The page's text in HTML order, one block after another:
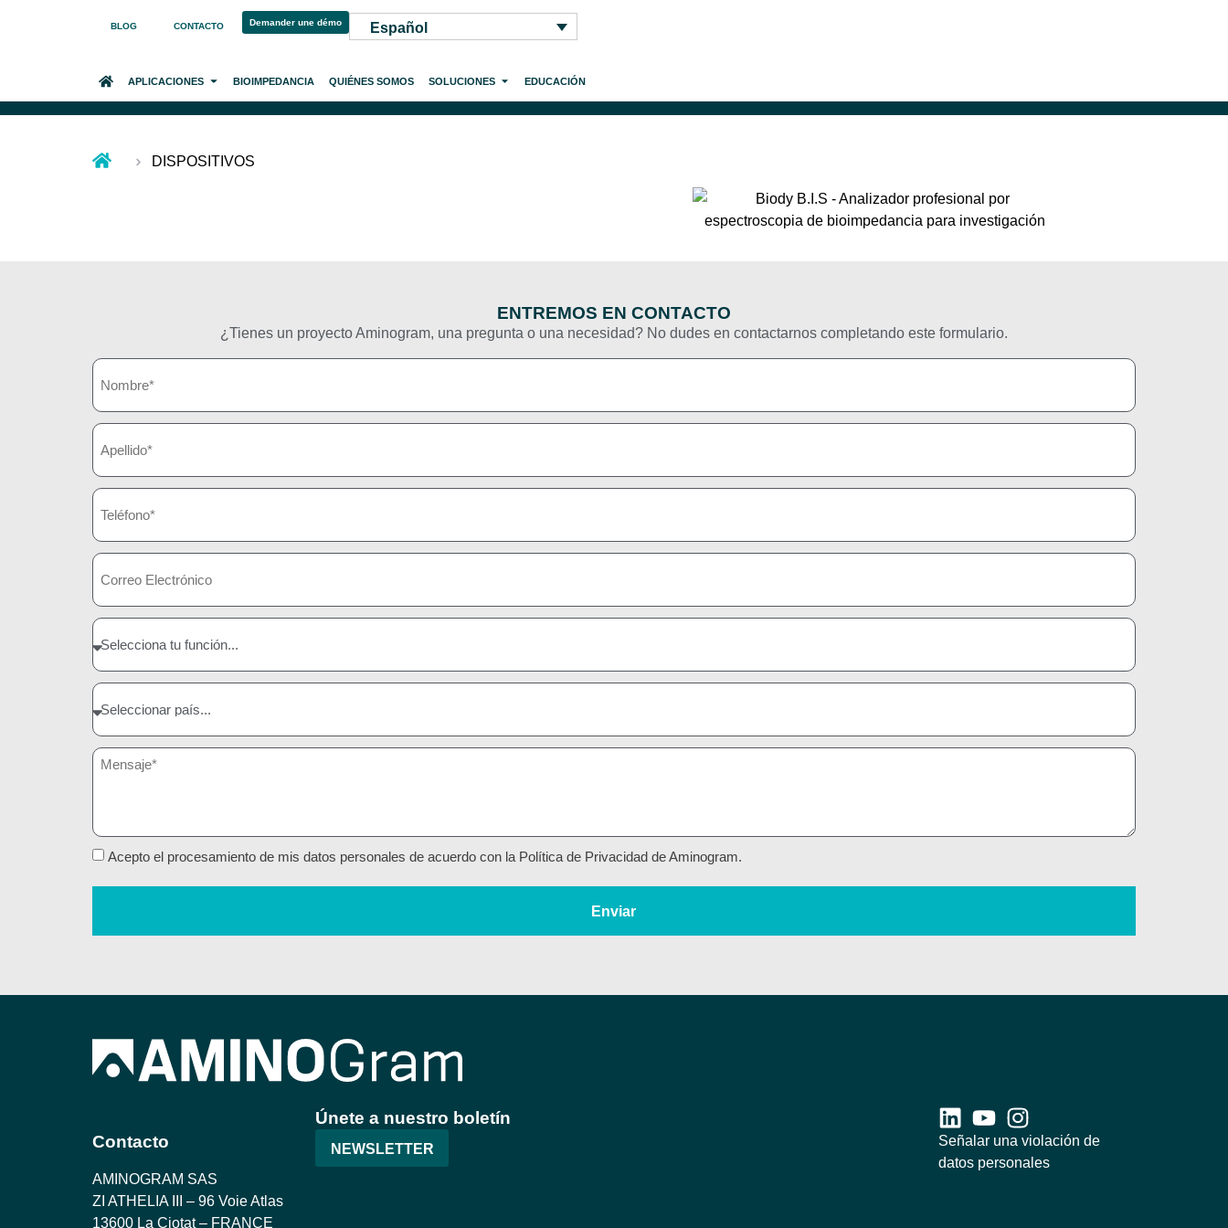
BLOG CONTACTO Demander une démo Español
INICIOAPLICACIONES BIOIMPEDANCIA QUIÉNES SOMOS SOLUCIONES EDUCACIÓN
DISPOSITIVOS
ENTREMOS EN CONTACTO
¿Tienes un proyecto Aminogram, una pregunta o una necesidad? No dudes en contactarnos completando este formulario.
Acepto el procesamiento de mis datos personales de acuerdo con la Política de Privacidad de Aminogram.
Enviar
Contacto
AMINOGRAM SAS
ZI ATHELIA III – 96 Voie Atlas
13600 La Ciotat – FRANCE
Únete a nuestro boletín
NEWSLETTER
Señalar una violación de
datos personales